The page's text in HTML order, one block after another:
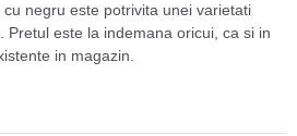
negru este potrivita unei varietati
Pretul este la indemana oricui, ca si in
in magazin.